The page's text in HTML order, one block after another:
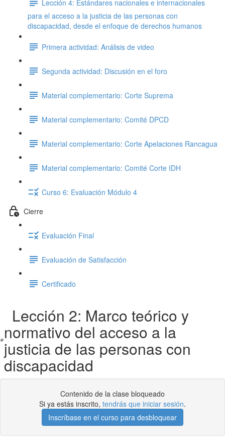
Lección 4: Estándares nacionales e internacionales
para el acceso a la justicia de las personas con
discapacidad, desde el enfoque de derechos humanos
Primera actividad: Análisis de video
Segunda actividad: Discusión en el foro
Material complementario: Corte Suprema
Material complementario: Comité DPCD
Material complementario: Corte Apelaciones Rancagua
Material complementario: Comité Corte IDH
Curso 6: Evaluación Módulo 4
Cierre
Evaluación Final
Evaluación de Satisfacción
Certificado
Lección 2: Marco teórico y
normativo del acceso a la
justicia de las personas con
discapacidad
Contenido de la clase bloqueado
Si ya estás inscrito, tendrás que iniciar sesión.
Inscríbase en el curso para desbloquear